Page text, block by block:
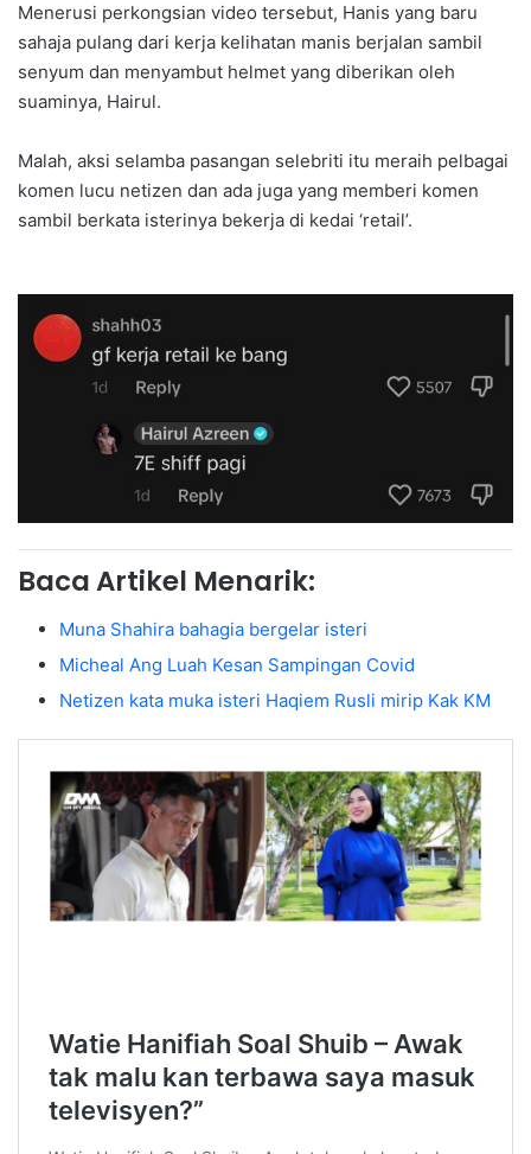
Menerusi perkongsian video tersebut, Hanis yang baru
sahaja pulang dari kerja kelihatan manis berjalan sambil
senyum dan menyambut helmet yang diberikan oleh
suaminya, Hairul.
Malah, aksi selamba pasangan selebriti itu meraih pelbagai
komen lucu netizen dan ada juga yang memberi komen
sambil berkata isterinya bekerja di kedai ‘retail’.
Baca Artikel Menarik:
Muna Shahira bahagia bergelar isteri
Micheal Ang Luah Kesan Sampingan Covid
Netizen kata muka isteri Haqiem Rusli mirip Kak KM